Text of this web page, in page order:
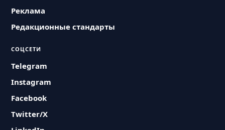
Реклама
Редакционные стандарты
СОЦСЕТИ
Telegram
Instagram
Facebook
Twitter/X